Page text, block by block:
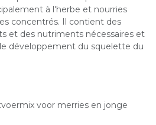
à l'herbe et nourries
concentrés. Il contient des
et des nutriments nécessaires et
développement du squelette du
voor merries en jonge